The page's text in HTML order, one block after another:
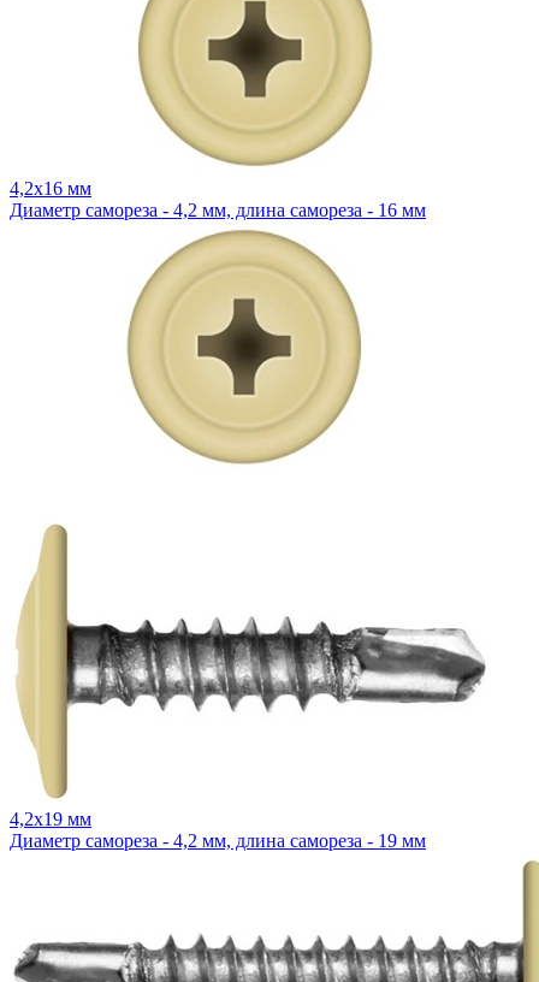
4,2x16 мм
Диаметр самореза - 4,2 мм, длина самореза - 16 мм
4,2x19 мм
Диаметр самореза - 4,2 мм, длина самореза - 19 мм